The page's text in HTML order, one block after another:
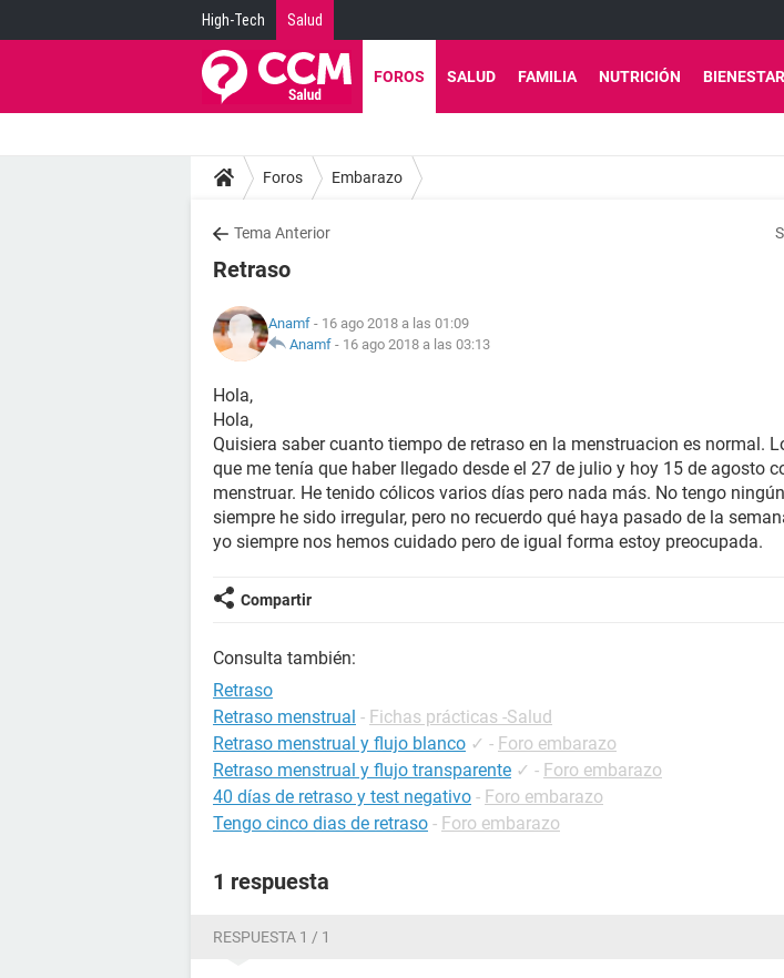
High-Tech Salud
FOROS SALUD FAMILIA NUTRICIÓN BIENESTAR
Foros Embarazo
Tema Anterior
Retraso
Anamf - 16 ago 2018 a las 01:09
Anamf - 16 ago 2018 a las 03:13
Hola,
Hola,
Quisiera saber cuanto tiempo de retraso en la menstruacion es normal.
que me tenía que haber llegado desde el 27 de julio y hoy 15 de agosto
menstruar. He tenido cólicos varios días pero nada más. No tengo
siempre he sido irregular, pero no recuerdo qué haya pasado de la
yo siempre nos hemos cuidado pero de igual forma estoy preocupada.
Compartir
Consulta también:
Retraso
Retraso menstrual - Fichas prácticas -Salud
Retraso menstrual y flujo blanco ✓ - Foro embarazo
Retraso menstrual y flujo transparente ✓ - Foro embarazo
40 días de retraso y test negativo - Foro embarazo
Tengo cinco dias de retraso - Foro embarazo
1 respuesta
RESPUESTA 1 / 1